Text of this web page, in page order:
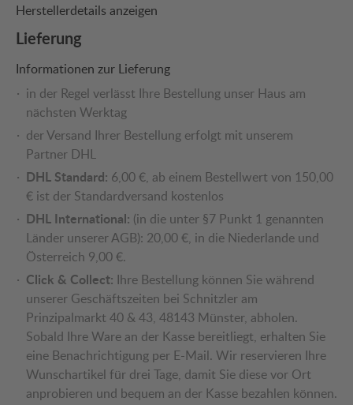
Herstellerdetails anzeigen
Lieferung
Informationen zur Lieferung
in der Regel verlässt Ihre Bestellung unser Haus am
nächsten Werktag
der Versand Ihrer Bestellung erfolgt mit unserem
Partner DHL
DHL Standard: 6,00 €, ab einem Bestellwert von 150,00
€ ist der Standardversand kostenlos
DHL International: (in die unter §7 Punkt 1 genannten
Länder unserer AGB): 20,00 €, in die Niederlande und
Österreich 9,00 €.
Click & Collect: Ihre Bestellung können Sie während
unserer Geschäftszeiten bei Schnitzler am
Prinzipalmarkt 40 & 43, 48143 Münster, abholen.
Sobald Ihre Ware an der Kasse bereitliegt, erhalten Sie
eine Benachrichtigung per E-Mail. Wir reservieren Ihre
Wunschartikel für drei Tage, damit Sie diese vor Ort
anprobieren und bequem an der Kasse bezahlen können.